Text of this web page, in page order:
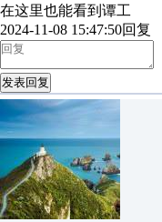
在这里也能看到谭工
2024-11-08 15:47:50回复
发表回复